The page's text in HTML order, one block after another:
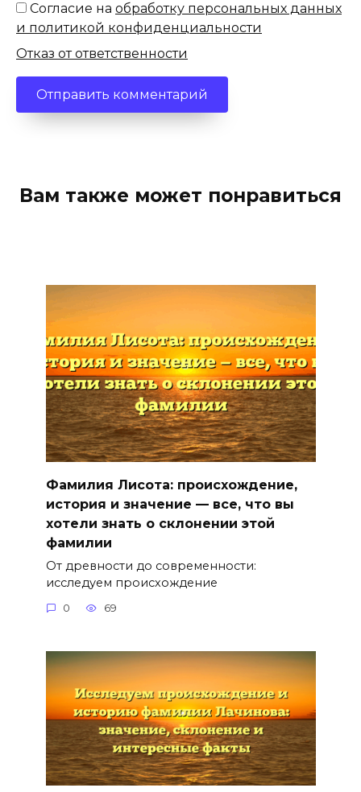
Согласие на обработку персональных данных
и политикой конфиденциальности
Отказ от ответственности
Вам также может понравиться
Фамилия Лисота: происхождение,
история и значение — все, что вы
хотели знать о склонении этой
фамилии
От древности до современности:
исследуем происхождение
0 69